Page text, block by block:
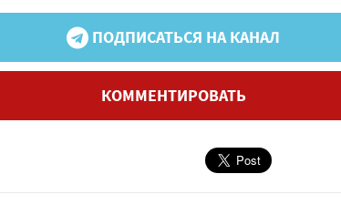
ПОДПИСАТЬСЯ НА КАНАЛ
КОММЕНТИРОВАТЬ